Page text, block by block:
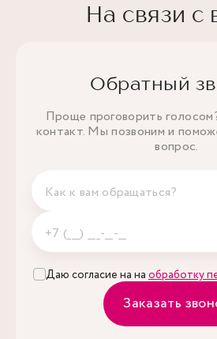
На связи с
Обратный
Проще проговорить
контакт. Мы позвоним и
вопрос.
Даю согласие на на обработку
Заказать